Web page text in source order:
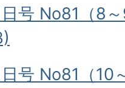
号 No81（8
号 No81（10